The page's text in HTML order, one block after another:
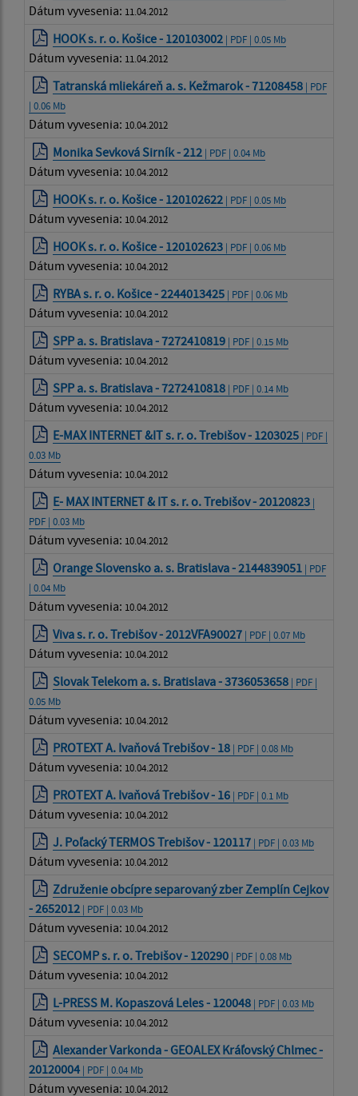
Dátum vyvesenia: 11.04.2012
HOOK s. r. o. Košice - 120103002 | PDF | 0.05 Mb
Dátum vyvesenia: 11.04.2012
Tatranská mliekáreň a. s. Kežmarok - 71208458 | PDF
| 0.06 Mb
Dátum vyvesenia: 10.04.2012
Monika Sevková Sirník - 212 | PDF | 0.04 Mb
Dátum vyvesenia: 10.04.2012
HOOK s. r. o. Košice - 120102622 | PDF | 0.05 Mb
Dátum vyvesenia: 10.04.2012
HOOK s. r. o. Košice - 120102623 | PDF | 0.06 Mb
Dátum vyvesenia: 10.04.2012
RYBA s. r. o. Košice - 2244013425 | PDF | 0.06 Mb
Dátum vyvesenia: 10.04.2012
SPP a. s. Bratislava - 7272410819 | PDF | 0.15 Mb
Dátum vyvesenia: 10.04.2012
SPP a. s. Bratislava - 7272410818 | PDF | 0.14 Mb
Dátum vyvesenia: 10.04.2012
E-MAX INTERNET &IT s. r. o. Trebišov - 1203025 | PDF |
0.03 Mb
Dátum vyvesenia: 10.04.2012
E- MAX INTERNET & IT s. r. o. Trebišov - 20120823 |
PDF | 0.03 Mb
Dátum vyvesenia: 10.04.2012
Orange Slovensko a. s. Bratislava - 2144839051 | PDF
| 0.04 Mb
Dátum vyvesenia: 10.04.2012
Viva s. r. o. Trebišov - 2012VFA90027 | PDF | 0.07 Mb
Dátum vyvesenia: 10.04.2012
Slovak Telekom a. s. Bratislava - 3736053658 | PDF |
0.05 Mb
Dátum vyvesenia: 10.04.2012
PROTEXT A. Ivaňová Trebišov - 18 | PDF | 0.08 Mb
Dátum vyvesenia: 10.04.2012
PROTEXT A. Ivaňová Trebišov - 16 | PDF | 0.1 Mb
Dátum vyvesenia: 10.04.2012
J. Poľacký TERMOS Trebišov - 120117 | PDF | 0.03 Mb
Dátum vyvesenia: 10.04.2012
Združenie obcípre separovaný zber Zemplín Cejkov
- 2652012 | PDF | 0.03 Mb
Dátum vyvesenia: 10.04.2012
SECOMP s. r. o. Trebišov - 120290 | PDF | 0.08 Mb
Dátum vyvesenia: 10.04.2012
L-PRESS M. Kopaszová Leles - 120048 | PDF | 0.03 Mb
Dátum vyvesenia: 10.04.2012
Alexander Varkonda - GEOALEX Kráľovský Chlmec -
20120004 | PDF | 0.04 Mb
Dátum vyvesenia: 10.04.2012